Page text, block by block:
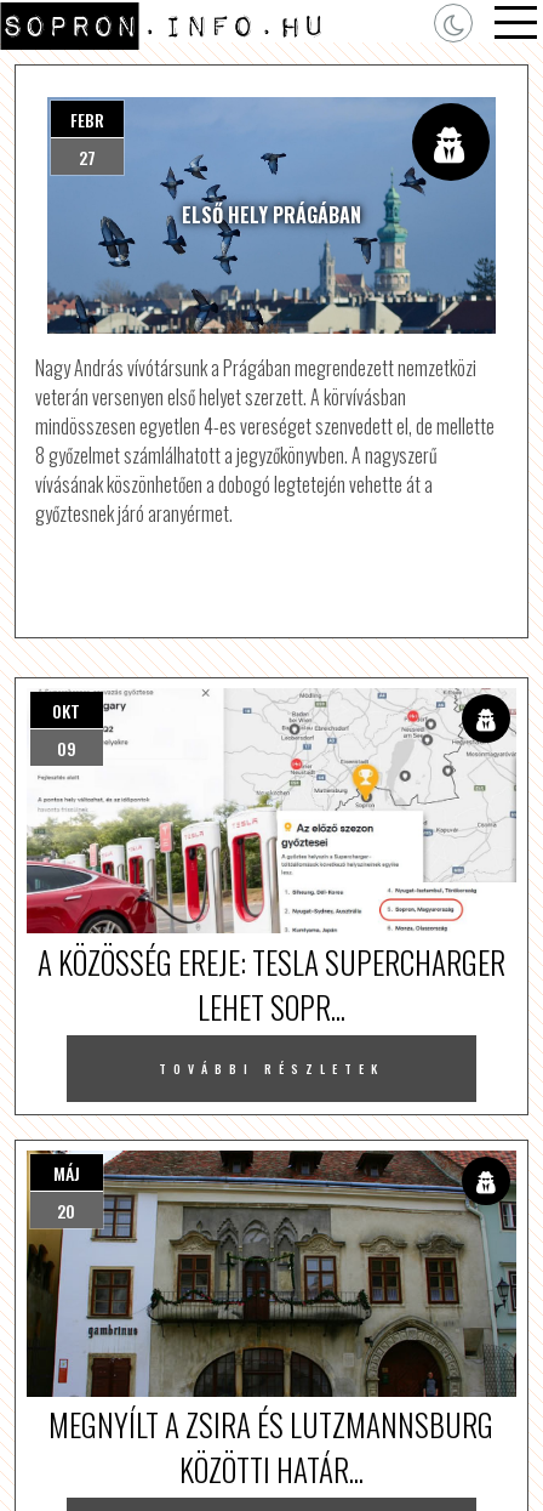
ELSŐ HELY PRÁGÁBAN
FEBR
27
Nagy András vívótársunk a Prágában megrendezett nemzetközi
veterán versenyen első helyet szerzett. A körvívásban
mindösszesen egyetlen 4-es vereséget szenvedett el, de mellette
8 győzelmet számlálhatott a jegyzőkönyvben. A nagyszerű
vívásának köszönhetően a dobogó legtetején vehette át a
győztesnek járó aranyérmet.
OKT
09
A KÖZÖSSÉG EREJE: TESLA SUPERCHARGER
LEHET SOPR...
TOVÁBBI RÉSZLETEK
MÁJ
20
MEGNYÍLT A ZSIRA ÉS LUTZMANNSBURG
KÖZÖTTI HATÁR...